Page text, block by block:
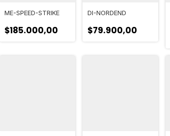
ME-SPEED-STRIKE
$185.000,00
DI-NORDEND
$79.900,00